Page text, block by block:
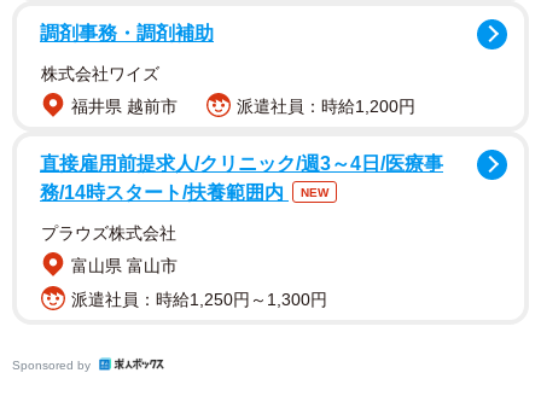
ていたアンパン入りのビニール袋を鹿が取ってしまい食べ
ようとしていたところを目撃。観光客は鹿がビニール袋ご
と食べようとしているのを取り上げようともせず、ただ鹿
り上げたといいます。目撃したことをつづった投稿には、
安堵のコメントが寄せられています。
「よほどお腹が空いていたんじゃないですか？ビニール袋
は食べなくて良かったです」
「今じゃそんなことしないのかな？遠足に行って若草山で
調剤事務・調剤補助
株式会社ワイズ
福井県 越前市
派遣社員：時給1,200円
直接雇用前提求人/クリニック/週3～4日/医療事
務/14時スタート/扶養範囲内
NEW
プラウズ株式会社
富山県 富山市
派遣社員：時給1,250円～1,300円
Sponsored by